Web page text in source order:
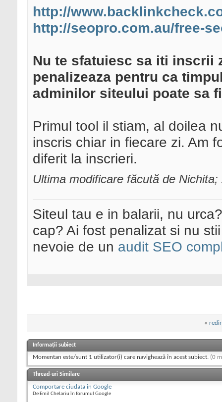
http://
http://seopro.com.au/free-
Nu te sfatuiesc sa iti inscrii
penalizeaza pentru ca
adminilor siteului poate sa
Primul tool il stiam, al doilea
inscris chiar in fiecare zi. Am
diferit la inscrieri.
Ultima modificare făcută de
Siteul tau e in balarii, nu
cap? Ai fost penalizat si nu
nevoie de un audit SEO
«
Informații subiect
Momentan este/sunt 1 utilizator(i) care navighează în acest subiect. (0
Thread-uri Similare
Comportare ciudata in Google
De Emil Chelariu în forumul Google